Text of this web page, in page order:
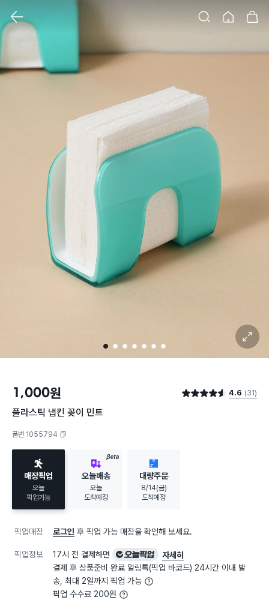
1 2 3 4 5 6 7
확대 보기
1,000원 별점 4.6점 4.6 (31)
플라스틱 냅킨 꽂이 민트
품번 1055794
매장픽업
오늘
픽업가능
BETA
오늘배송
오늘
도착예정
대량주문
8/14(금)
도착예정
픽업매장 로그인 후 픽업 가능 매장을 확인해 보세요.
픽업정보 17시 전 결제하면 오늘픽업
자세히
결제 후 상품준비 완료 알림톡(픽업 바코드) 24시간 이내 발
송, 최대 2일까지 픽업 가능
픽업 수수료 200원